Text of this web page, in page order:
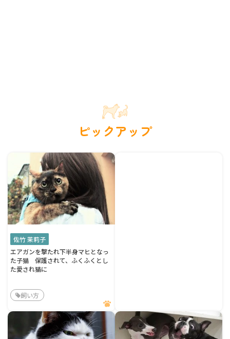
ピックアップ
佐竹 茉莉子
エアガンを撃たれ下半身マヒとなっ
た子猫 保護されて、ふくふくとし
た愛され猫に
飼い方